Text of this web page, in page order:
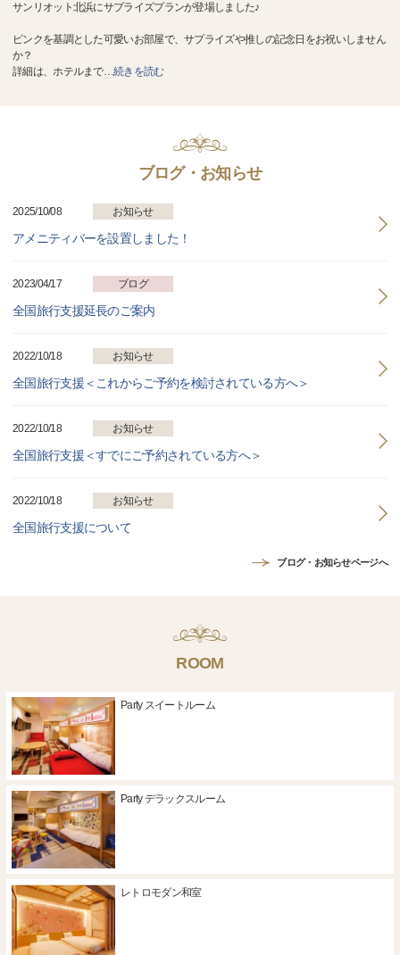
サンリオット北浜にサプライズプランが登場しました♪
ピンクを基調とした可愛いお部屋で、サプライズや推しの記念日をお祝いしません
か？
詳細は、ホテルまで…続きを読む
ブログ・お知らせ
2025/10/08 お知らせ
アメニティバーを設置しました！
2023/04/17 ブログ
全国旅行支援延長のご案内
2022/10/18 お知らせ
全国旅行支援＜これからご予約を検討されている方へ＞
2022/10/18 お知らせ
全国旅行支援＜すでにご予約されている方へ＞
2022/10/18 お知らせ
全国旅行支援について
ブログ・お知らせページへ
ROOM
Party スイートルーム
Party デラックスルーム
レトロモダン和室